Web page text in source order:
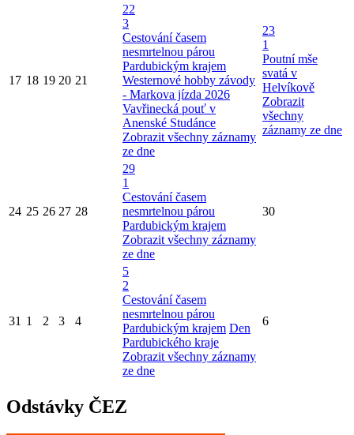
17 18 19 20 21
22
3
Cestování časem
nesmrtelnou párou
Pardubickým krajem
Westernové hobby závody
- Markova jízda 2026
Vavřinecká pouť v
Anenské Studánce
Zobrazit všechny záznamy
ze dne
23
1
Poutní mše
svatá v
Helvíkově
Zobrazit
všechny
záznamy ze dne
24 25 26 27 28
29
1
Cestování časem
nesmrtelnou párou
Pardubickým krajem
Zobrazit všechny záznamy
ze dne
30
31 1 2 3 4
5
2
Cestování časem
nesmrtelnou párou
Pardubickým krajem Den
Pardubického kraje
Zobrazit všechny záznamy
ze dne
6
Odstávky ČEZ